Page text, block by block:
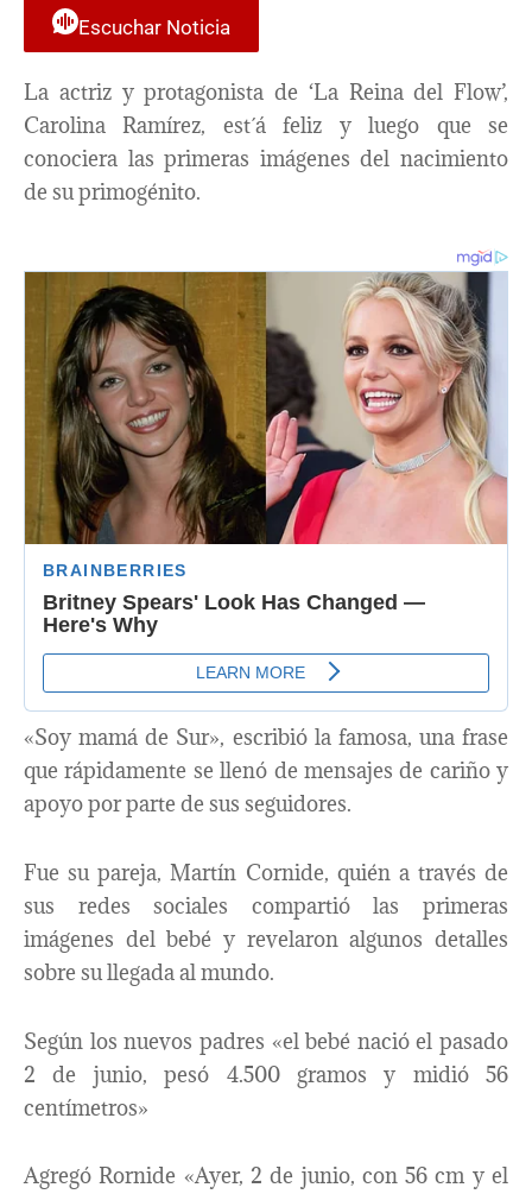
Escuchar Noticia
La actriz y protagonista de ‘La Reina del Flow’,
Carolina Ramírez, est´á feliz y luego que se
conociera las primeras imágenes del nacimiento
de su primogénito.
«Soy mamá de Sur», escribió la famosa, una frase
que rápidamente se llenó de mensajes de cariño y
apoyo por parte de sus seguidores.
Fue su pareja, Martín Cornide, quién a través de
sus redes sociales compartió las primeras
imágenes del bebé y revelaron algunos detalles
sobre su llegada al mundo.
Según los nuevos padres «el bebé nació el pasado
2 de junio, pesó 4.500 gramos y midió 56
centímetros»
Agregó Rornide «Ayer, 2 de junio, con 56 cm y el